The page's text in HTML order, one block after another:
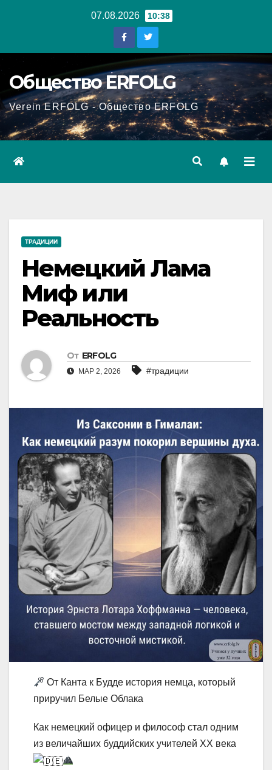
07.08.2026 10:38
Общество ERFOLG
Verein ERFOLG - Общество ERFOLG
ТРАДИЦИИ
Немецкий Лама
Миф или
Реальность
От ERFOLG
МАР 2, 2026 #традиции
От Канта к Будде история немца, который
приручил Белые Облака
Как немецкий офицер и философ стал одним
из величайших буддийских учителей XX века